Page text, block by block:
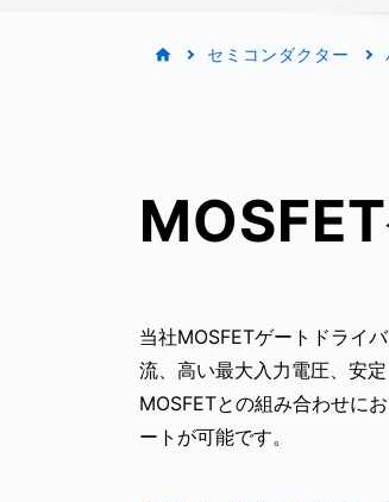
セミコンダクター
当社MOSFETゲートドライ
流、高い最大入力電圧、安
MOSFETとの組み合わせに
ートが可能です。